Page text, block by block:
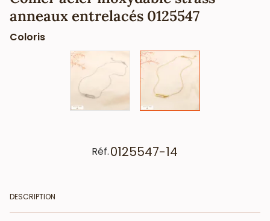
anneaux entrelacés 0125547
Coloris
Réf.0125547-14
DESCRIPTION